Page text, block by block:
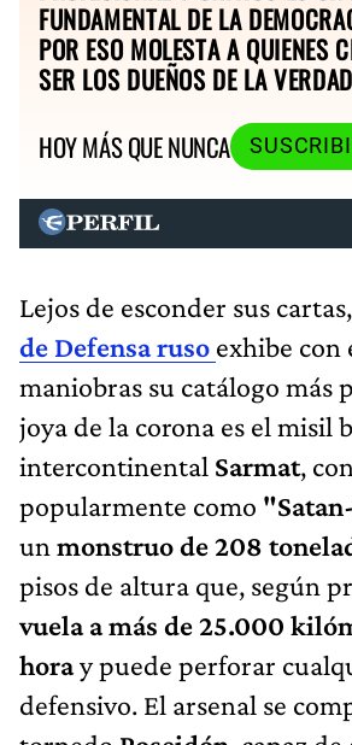
FUNDAMENTAL DE LA
POR ESO MOLESTA A QUIENES
SER LOS DUEÑOS DE LA
HOY MÁS QUE NUNCA
Lejos de esconder sus
de Defensa ruso exhibe con
maniobras su catálogo más
joya de la corona es el misil
intercontinental Sarmat,
popularmente como
un monstruo de 208
pisos de altura que, según
vuela a más de 25.000
horay puede perforar
defensivo. El arsenal se